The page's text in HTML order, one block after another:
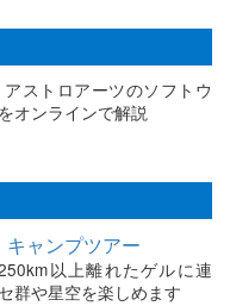
ストロアーツのソフトウ
オンラインで解説
ャンプツアー
以上離れたゲルに連
群や星空を楽しめます